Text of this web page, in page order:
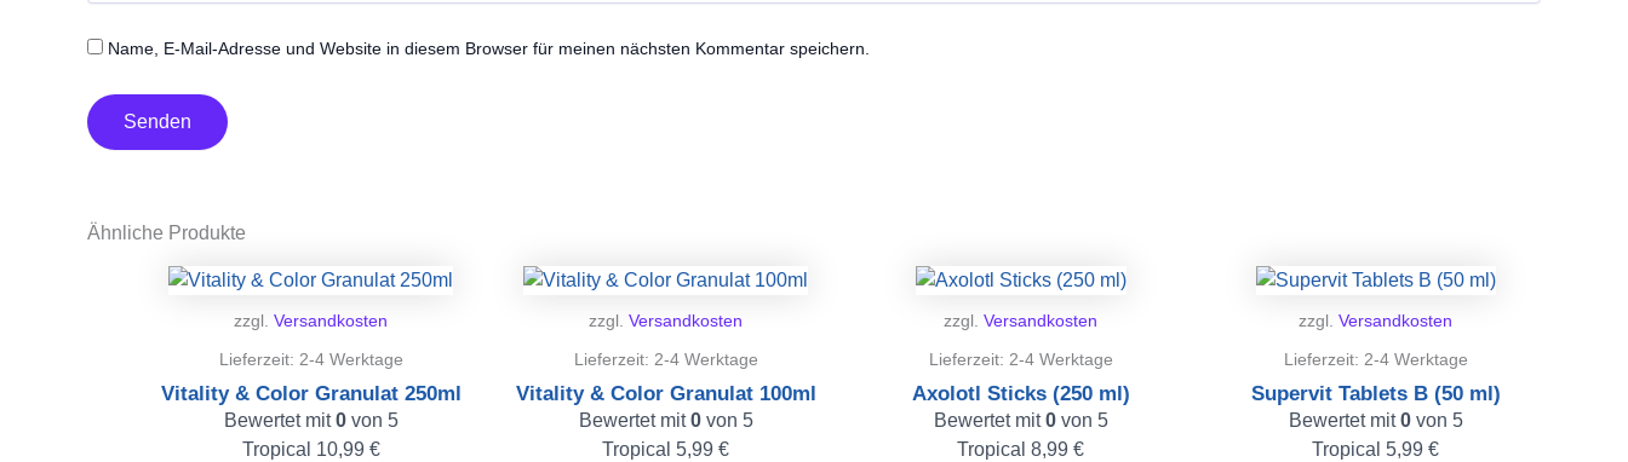
Name, E-Mail-Adresse und Website in diesem Browser für meinen nächsten Kommentar speichern.
Ähnliche Produkte
zzgl. Versandkosten
Lieferzeit: 2-4 Werktage
Vitality & Color Granulat 250ml
Bewertet mit0von 5
Tropical 10,99 €
zzgl. Versandkosten
Lieferzeit: 2-4 Werktage
Vitality & Color Granulat 100ml
Bewertet mit0von 5
Tropical 5,99 €
zzgl. Versandkosten
Lieferzeit: 2-4 Werktage
Axolotl Sticks (250 ml)
Bewertet mit0von 5
Tropical 8,99 €
zzgl. Versandkosten
Lieferzeit: 2-4 Werktage
Supervit Tablets B (50 ml)
Bewertet mit0von 5
Tropical 5,99 €